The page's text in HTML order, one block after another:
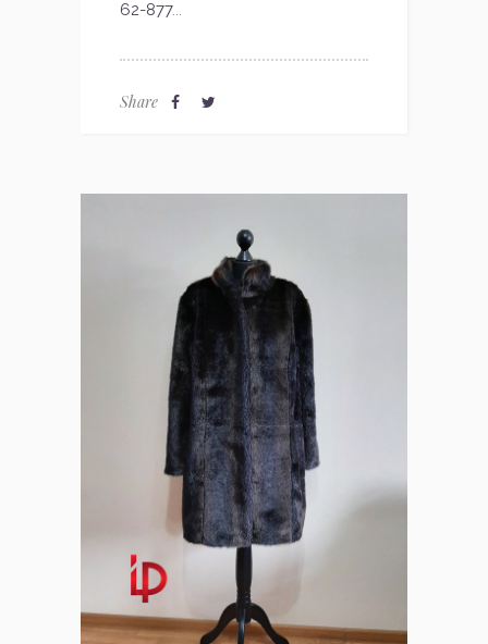
62-877...
Share